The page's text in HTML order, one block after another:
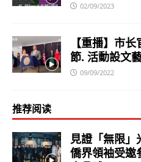
02/09/2023
【重播】市
節. 活動設文
09/09/2022
推荐阅读
見證「無限」
僑界領袖受邀